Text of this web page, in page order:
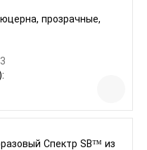
прозрачные,
Спектр SB™ из